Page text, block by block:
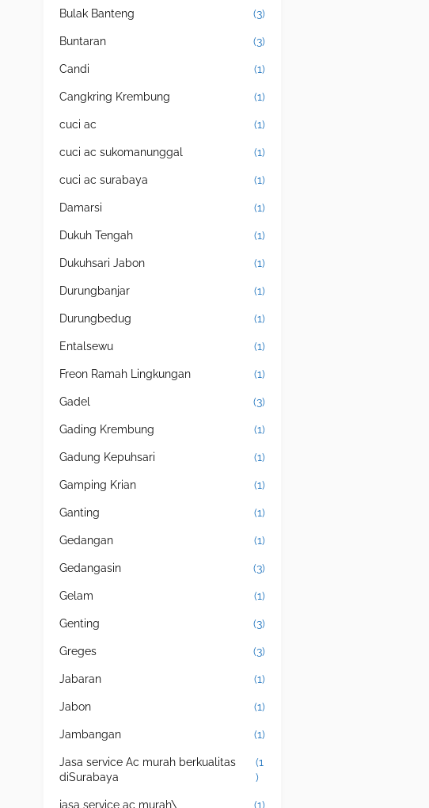
Bulak Banteng (3)
Buntaran (3)
Candi (1)
Cangkring Krembung (1)
cuci ac (1)
cuci ac sukomanunggal (1)
cuci ac surabaya (1)
Damarsi (1)
Dukuh Tengah (1)
Dukuhsari Jabon (1)
Durungbanjar (1)
Durungbedug (1)
Entalsewu (1)
Freon Ramah Lingkungan (1)
Gadel (3)
Gading Krembung (1)
Gadung Kepuhsari (1)
Gamping Krian (1)
Ganting (1)
Gedangan (1)
Gedangasin (3)
Gelam (1)
Genting (3)
Greges (3)
Jabaran (1)
Jabon (1)
Jambangan (1)
Jasa service Ac murah berkualitas
diSurabaya
(1
)
jasa service ac murah\ (1)